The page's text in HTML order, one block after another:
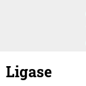
Ligase